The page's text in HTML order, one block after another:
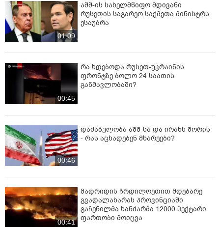
01:09
აშშ-ის სახელმწიფო მდივანი
რუსეთის საგარეო საქმეთა მინისტრს
ესაუბრა
00:45
რა ხდებოდა რუსეთ-უკრაინის
ფრონტზე ბოლო 24 საათის
განმავლობაში?
00:46
დაძაბულობა აშშ-სა და ირანს შორის
- რას აცხადებენ მხარეები?
00:41
მადრიდის ჩრდილოეთით მდებარე
გვადალახარას პროვინციაში
გაჩენილმა ხანძარმა 12000 ჰექტარი
ფართობი მოიცვა